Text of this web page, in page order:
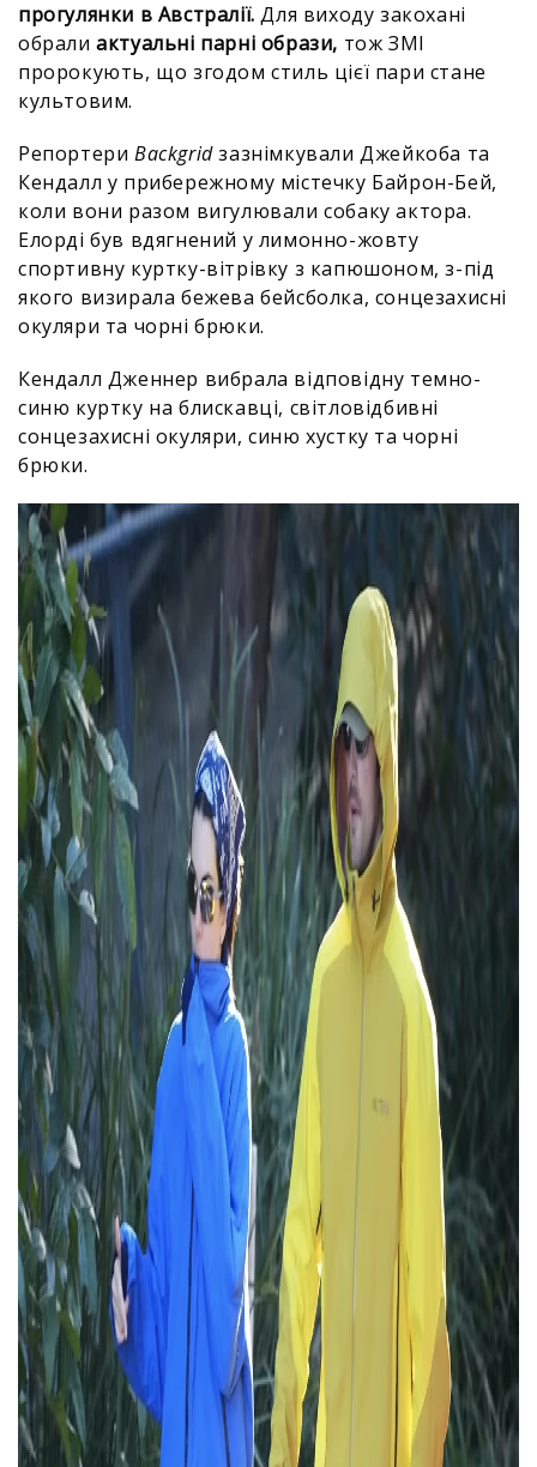
прогулянки в Австралії. Для виходу закохані
обралиактуальні парні образи, тож ЗМІ
пророкують, що згодом стиль цієї пари стане
культовим.
Репортери Backgridзазнімкували Джейкоба та
Кендалл у прибережному містечку Байрон-Бей,
коли вони разом вигулювали собаку актора.
Елорді був вдягнений у лимонно-жовту
спортивну куртку-вітрівку з капюшоном, з-під
якого визирала бежева бейсболка, сонцезахисні
окуляри та чорні брюки.
Кендалл Дженнер вибрала відповідну темно-
синю куртку на блискавці, світловідбивні
сонцезахисні окуляри, синю хустку та чорні
брюки.